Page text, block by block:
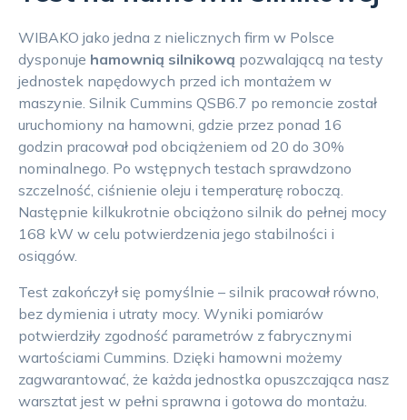
WIBAKO jako jedna z nielicznych firm w Polsce
dysponuje hamownią silnikową pozwalającą na testy
jednostek napędowych przed ich montażem w
maszynie. Silnik Cummins QSB6.7 po remoncie został
uruchomiony na hamowni, gdzie przez ponad 16
godzin pracował pod obciążeniem od 20 do 30%
nominalnego. Po wstępnych testach sprawdzono
szczelność, ciśnienie oleju i temperaturę roboczą.
Następnie kilkukrotnie obciążono silnik do pełnej mocy
168 kW w celu potwierdzenia jego stabilności i
osiągów.
Test zakończył się pomyślnie – silnik pracował równo,
bez dymienia i utraty mocy. Wyniki pomiarów
potwierdziły zgodność parametrów z fabrycznymi
wartościami Cummins. Dzięki hamowni możemy
zagwarantować, że każda jednostka opuszczająca nasz
warsztat jest w pełni sprawna i gotowa do montażu.